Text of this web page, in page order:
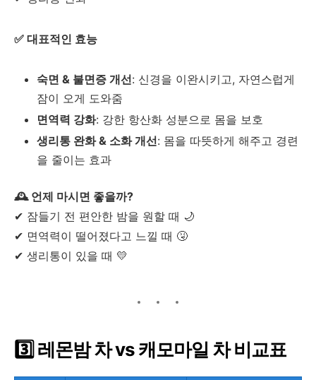
✅ 대표적인 효능
숙면 & 불면증 개선: 신경을 이완시키고, 자연스럽게
잠이 오게 도와줌
면역력 강화: 강한 항산화 성분으로 몸을 보호
생리통 완화 & 소화 개선: 몸을 따뜻하게 해주고 경련
을 줄이는 효과
🕰️ 언제 마시면 좋을까?
✔ 잠들기 전 편안한 밤을 원할 때 🌙
✔ 면역력이 떨어졌다고 느낄 때 🤧
✔ 생리통이 있을 때 💛
3️⃣ 레몬밤 차 vs 캐모마일 차 비교표